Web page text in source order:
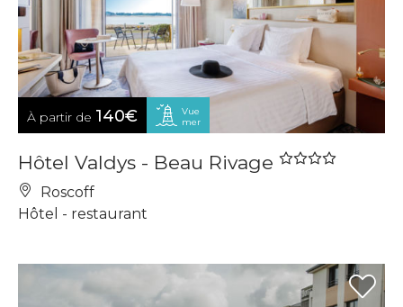
À partir de 140€
Vue
mer
Hôtel Valdys - Beau Rivage
Roscoff
Hôtel - restaurant